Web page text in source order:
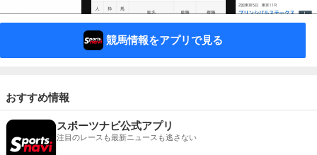
競馬情報をアプリで見る
おすすめ情報
スポーツナビ公式アプリ
注目のレースも最新ニュースも逃さない